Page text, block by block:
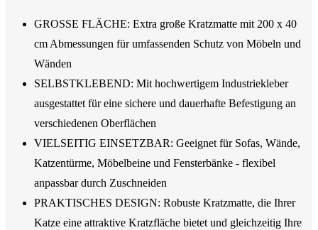
GROSSE FLÄCHE: Extra große Kratzmatte mit 200 x 40
cm Abmessungen für umfassenden Schutz von Möbeln und
Wänden
SELBSTKLEBEND: Mit hochwertigem Industriekleber
ausgestattet für eine sichere und dauerhafte Befestigung an
verschiedenen Oberflächen
VIELSEITIG EINSETZBAR: Geeignet für Sofas, Wände,
Katzentürme, Möbelbeine und Fensterbänke - flexibel
anpassbar durch Zuschneiden
PRAKTISCHES DESIGN: Robuste Kratzmatte, die Ihrer
Katze eine attraktive Kratzfläche bietet und gleichzeitig Ihre